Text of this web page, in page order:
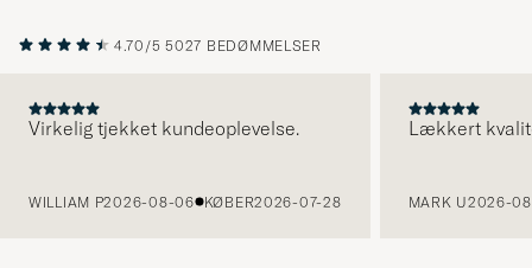
4.70/5 5027 BEDØMMELSER
Virkelig tjekket kundeoplevelse.
WILLIAM P2026-08-06 KØBER2026-07-28
Lækkert
MARK U2026-